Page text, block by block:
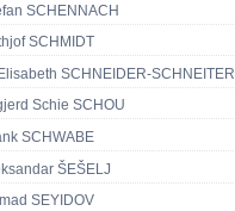
SCHENNACH
SCHMIDT
SCHNEIDER-SCHNEITER
Schie SCHOU
SCHWABE
ŠEŠELJ
SEYIDOV